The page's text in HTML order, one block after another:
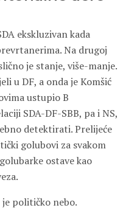
ekskluzivan kada
Na drugoj
je stanje, više-manje.
u DF, a onda je Komšić
ustupio B
SDA-DF-SBB, pa i NS,
detektirati. Prelijeće
golubovi za svakom
ostave kao
političko nebo.